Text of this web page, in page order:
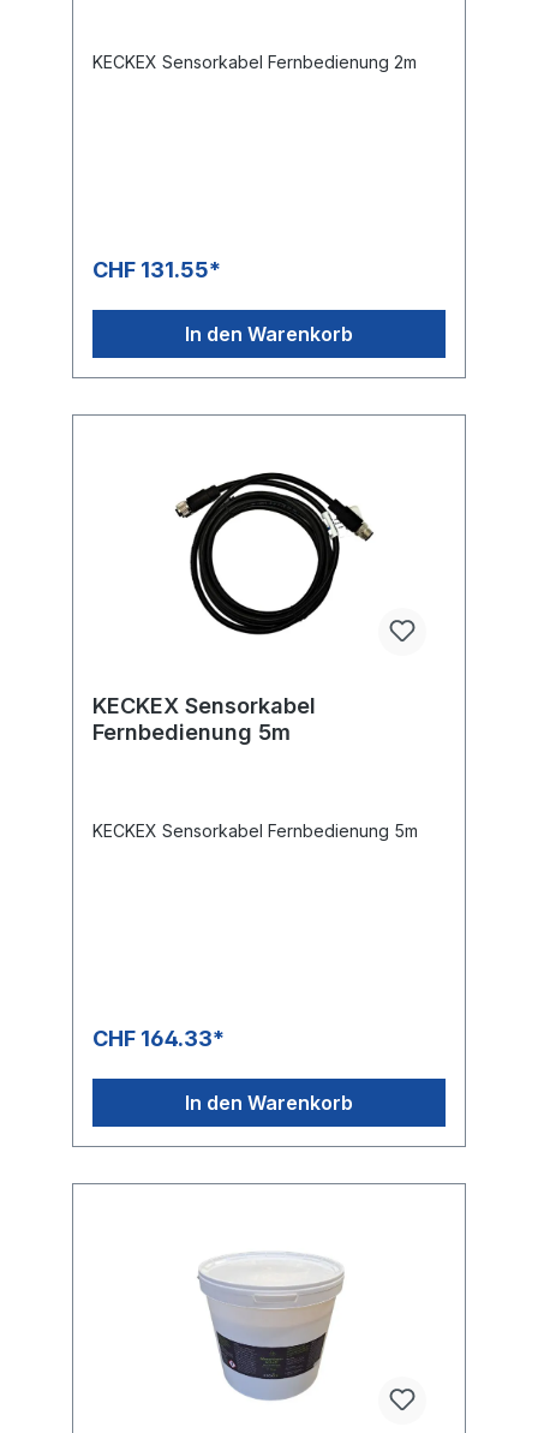
KECKEX Sensorkabel Fernbedienung 2m
CHF 131.55*
In den Warenkorb
KECKEX Sensorkabel
Fernbedienung 5m
KECKEX Sensorkabel Fernbedienung 5m
CHF 164.33*
In den Warenkorb